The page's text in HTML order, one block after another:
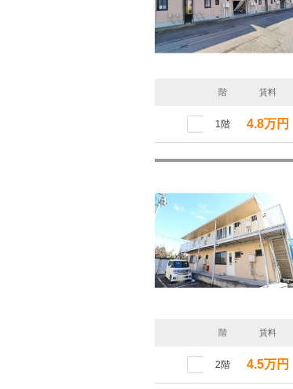
階 賃料
1階 4.8万円
階 賃料
2階 4.5万円